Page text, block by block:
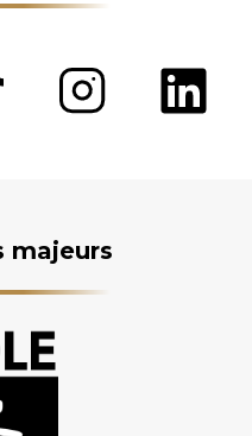
majeurs